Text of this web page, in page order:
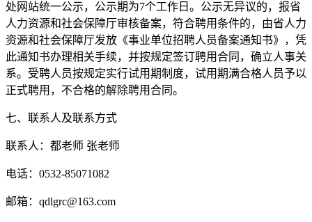
处网站统一公示，公示期为7个工作日。公示无异议的，报省
人力资源和社会保障厅审核备案，符合聘用条件的，由省人力
资源和社会保障厅发放《事业单位招聘人员备案通知书》，凭
此通知书办理相关手续，并按规定签订聘用合同，确立人事关
系。受聘人员按规定实行试用期制度，试用期满合格人员予以
正式聘用，不合格的解除聘用合同。
七、联系人及联系方式
联系人：都老师 张老师
电话：0532-85071082
邮箱：qdlgrc@163.com